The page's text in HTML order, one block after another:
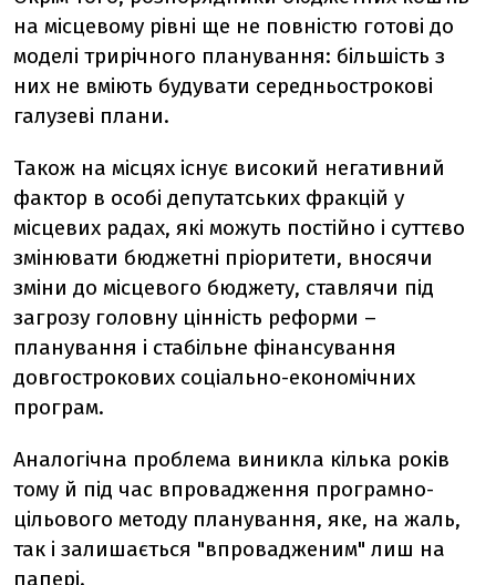
на місцевому рівні ще не повністю готові до
моделі трирічного планування: більшість з
них не вміють будувати середньострокові
галузеві плани.
Також на місцях існує високий негативний
фактор в особі депутатських фракцій у
місцевих радах, які можуть постійно і суттєво
змінювати бюджетні пріоритети, вносячи
зміни до місцевого бюджету, ставлячи під
загрозу головну цінність реформи –
планування і стабільне фінансування
довгострокових соціально-економічних
програм.
Аналогічна проблема виникла кілька років
тому й під час впровадження програмно-
цільового методу планування, яке, на жаль,
так і залишається "впровадженим" лиш на
папері.